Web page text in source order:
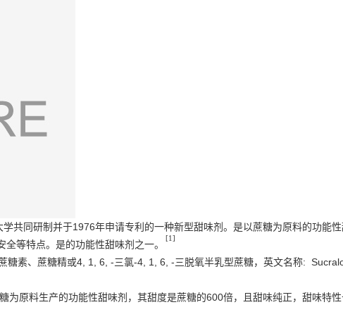
共同研制并于1976年申请专利的一种新型甜味剂。是以蔗糖为原料的功能
等特点。是的功能性甜味剂之一。
[1]
糖素、蔗糖精或4, 1, 6, -三氯-4, 1, 6, -三脱氧半乳型蔗糖，英文名称:
为原料生产的功能性甜味剂，其甜度是蔗糖的600倍，且甜味纯正，甜味特